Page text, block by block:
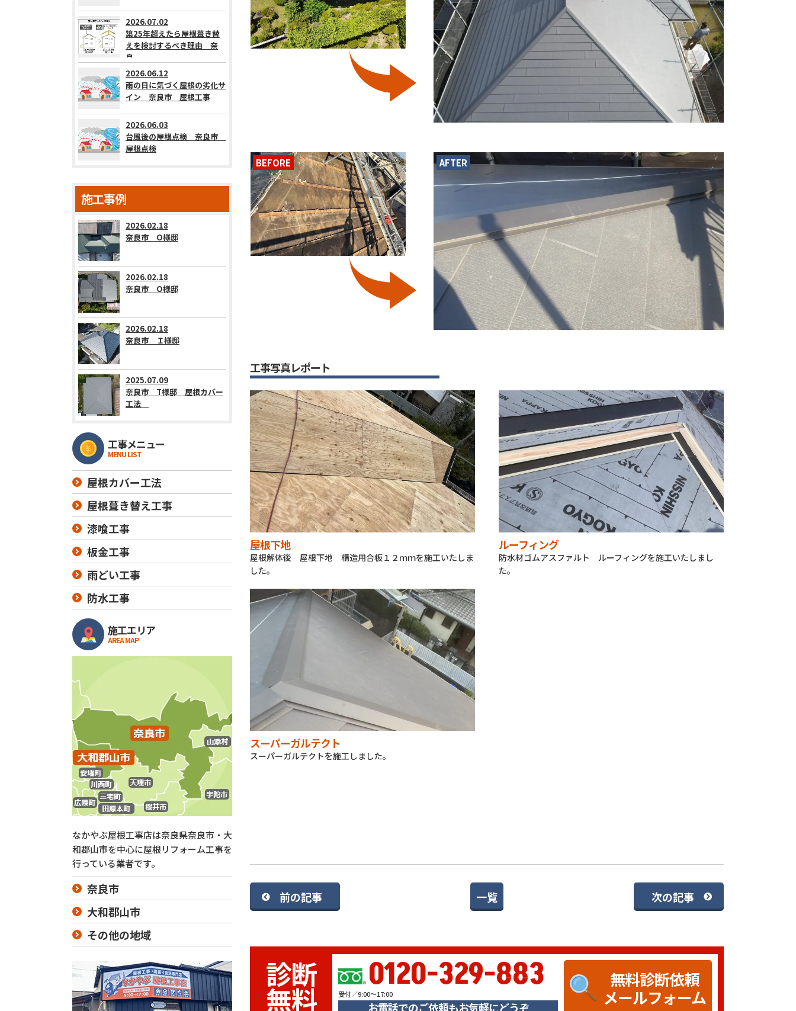
BEFORE AFTER
工事写真レポート
屋根下地
屋根解体後 屋根下地 構造用合板１２ｍｍを施工いたしま
した。
ルーフィング
防水材ゴムアスファルト ルーフィングを施工いたしまし
た。
スーパーガルテクト
スーパーガルテクトを施工しました。
前の記事 一覧 次の記事
診断
無料
0120-329-883
受付／9:00～17:00
お電話でのご依頼もお気軽にどうぞ
無料診断依頼
メールフォーム
2026.07.02
築25年超えたら屋根葺き替
えを検討するべき理由 奈
良...
2026.06.12
雨の日に気づく屋根の劣化サ
イン 奈良市 屋根工事
2026.06.03
台風後の屋根点検 奈良市
屋根点検
施工事例
2026.02.18
奈良市 О様邸
2026.02.18
奈良市 О様邸
2026.02.18
奈良市 Ｉ様邸
2025.07.09
奈良市 T様邸 屋根カバー
工法
工事メニュー
MENU LIST
屋根カバー工法
屋根葺き替え工事
漆喰工事
板金工事
雨どい工事
防水工事
施工エリア
AREA MAP
なかやぶ屋根工事店は奈良県奈良市・大
和郡山市を中心に屋根リフォーム工事を
行っている業者です。
奈良市
大和郡山市
その他の地域